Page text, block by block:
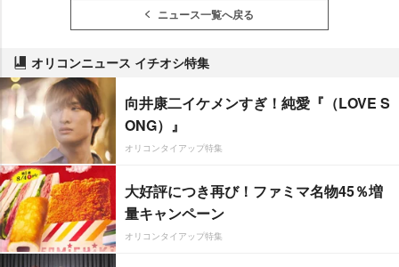
ニュース一覧へ戻る
オリコンニュース イチオシ特集
向井康二イケメンすぎ！純愛『（LOVE S
ONG）』
オリコンタイアップ特集
大好評につき再び！ファミマ名物45％増
量キャンペーン
オリコンタイアップ特集